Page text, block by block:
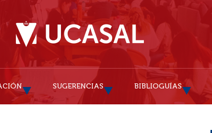
SUGERENCIAS BIBLIOGUÍAS